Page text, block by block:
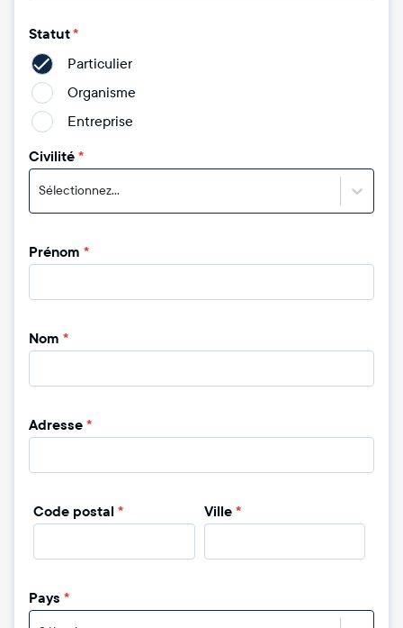
Statut*
Particulier
Organisme
Entreprise
Civilité*
Sélectionnez...
Prénom *
Nom *
Adresse*
Code postal * Ville *
Pays *